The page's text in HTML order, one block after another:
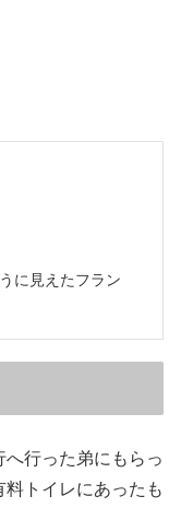
に見えたフラン
行った弟にもらっ
トイレにあったも